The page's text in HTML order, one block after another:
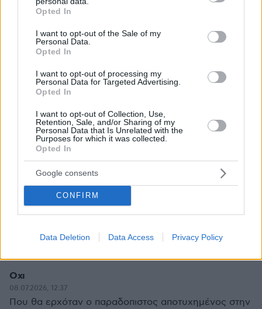
grant or deny consent to Google and its third-party tags to
use your data for below specified purposes in below Google
consent section.
Opted In
I want to opt-out of the Sale of my
Personal Data.
Opted In
I want to opt-out of processing my
Personal Data for Targeted Advertising.
Opted In
I want to opt-out of Collection, Use,
Retention, Sale, and/or Sharing of my
Personal Data that Is Unrelated with the
Purposes for which it was collected.
Opted In
Google consents
CONFIRM
Data Deletion Data Access Privacy Policy
ΑΠΑΝΤΗΣΗ
ΠΡΑΣΙΝΟΣ ΔΥΝΑΣΤΗΣ
08.07.2026, 12:53
Το γλέντι που θα ακολουθήσει φέτος δεν θα χει
προηγούμενο...δεν θα σας φτάνουν οι
Λιολιοτσαρουχομαγκλογιάννηδες.... γι αυτό
ετοιμαστείτε ερχόμαστε....
ΑΠΑΝΤΗΣΗ
Πίκος Απίκος
ΑΠΑΝΤΗΣΗ
Οχι
08.07.2026, 12:37
Που θα ερχόταν ο παραδοπιστος αποτυχημένος στην